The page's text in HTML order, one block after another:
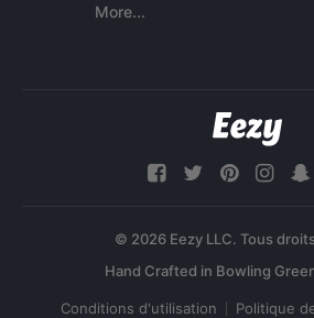
More...
© 2026 Eezy LLC. Tous
Conditions d'utilisation Politique